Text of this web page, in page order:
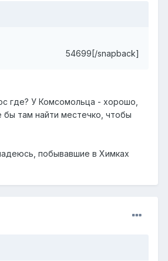
54699[/snapback]
где? У Комсомольца - хорошо,
бы там найти местечко, чтобы
побывавшие в Химках